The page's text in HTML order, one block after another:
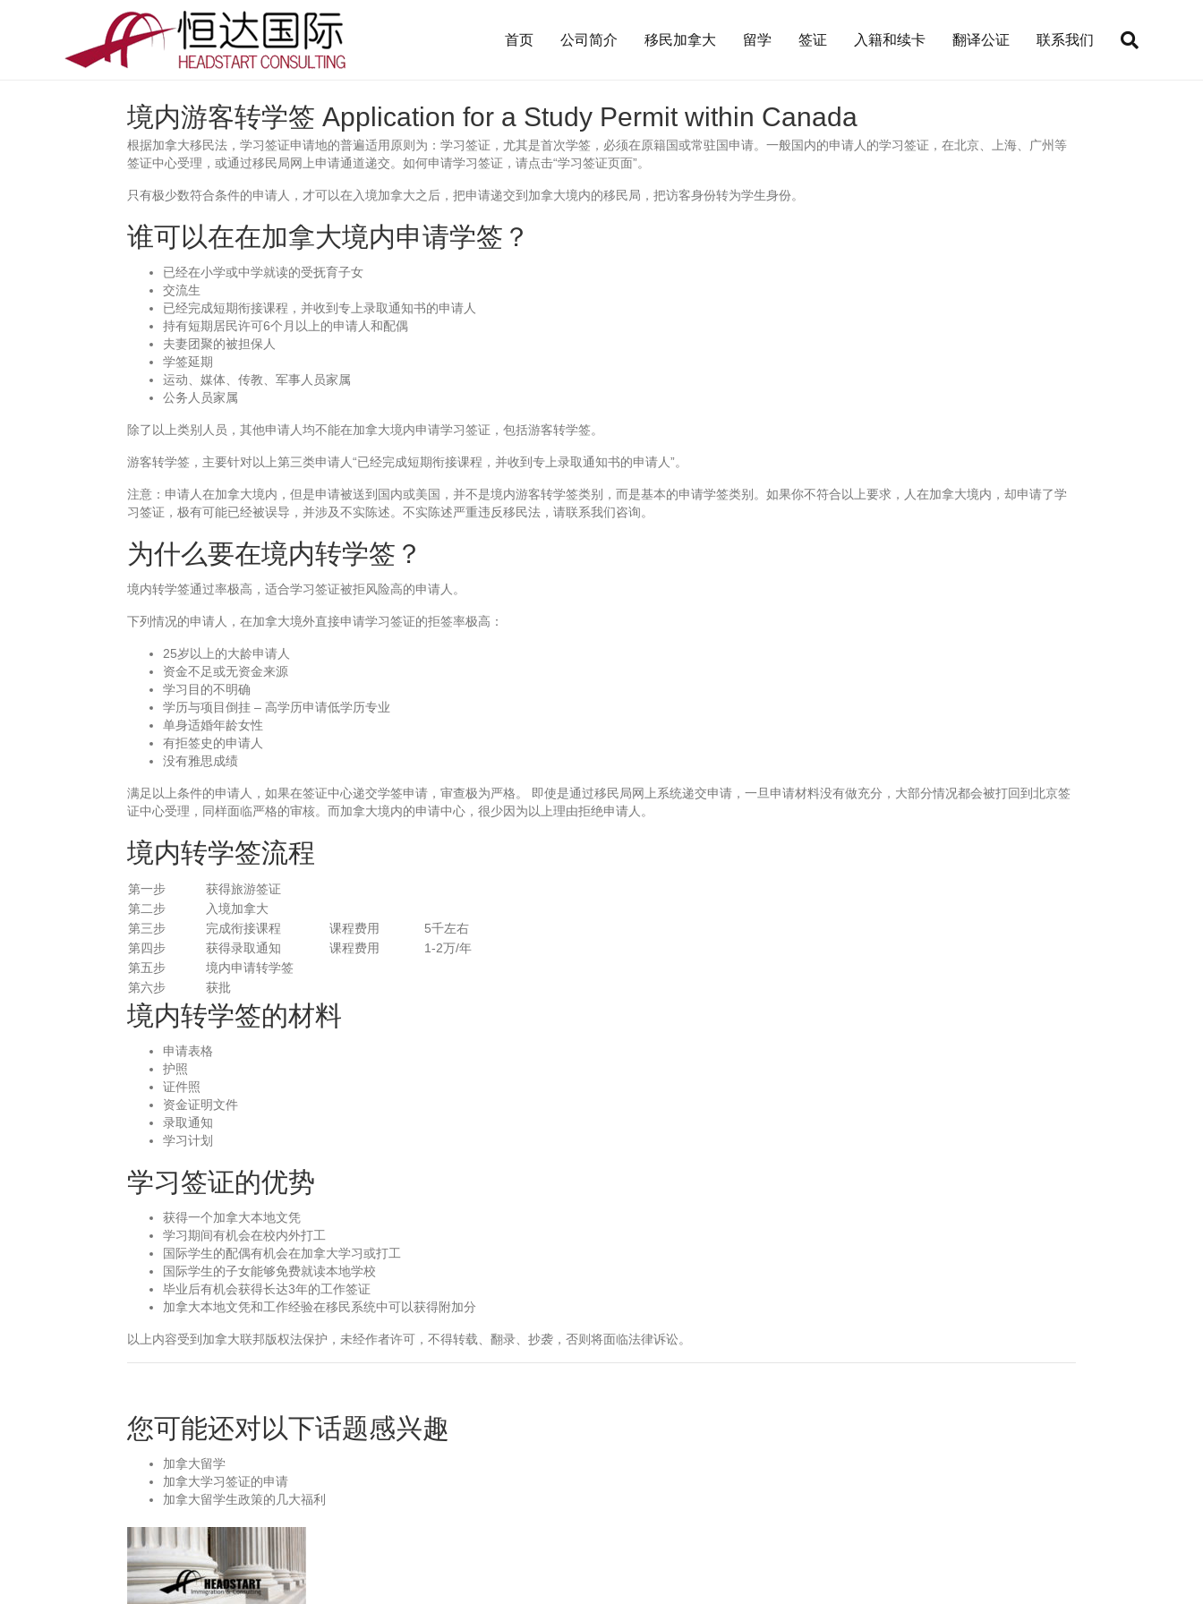
首页 公司简介 移民加拿大 留学 签证 入籍和续卡 翻译公证 联系我们
境内游客转学签 Application for a Study Permit within Canada
根据加拿大移民法，学习签证申请地的普遍适用原则为：学习签证，尤其是首次学签，必须在原籍国或常驻国申请。一般国内的申请人的学习签证，在北京、上海、广州等
签证中心受理，或通过移民局网上申请通道递交。如何申请学习签证，请点击“学习签证页面”。
只有极少数符合条件的申请人，才可以在入境加拿大之后，把申请递交到加拿大境内的移民局，把访客身份转为学生身份。
谁可以在在加拿大境内申请学签？
已经在小学或中学就读的受抚育子女
交流生
已经完成短期衔接课程，并收到专上录取通知书的申请人
持有短期居民许可6个月以上的申请人和配偶
夫妻团聚的被担保人
学签延期
运动、媒体、传教、军事人员家属
公务人员家属
除了以上类别人员，其他申请人均不能在加拿大境内申请学习签证，包括游客转学签。
游客转学签，主要针对以上第三类申请人“已经完成短期衔接课程，并收到专上录取通知书的申请人”。
注意：申请人在加拿大境内，但是申请被送到国内或美国，并不是境内游客转学签类别，而是基本的申请学签类别。如果你不符合以上要求，人在加拿大境内，却申请了学
习签证，极有可能已经被误导，并涉及不实陈述。不实陈述严重违反移民法，请联系我们咨询。
为什么要在境内转学签？
境内转学签通过率极高，适合学习签证被拒风险高的申请人。
下列情况的申请人，在加拿大境外直接申请学习签证的拒签率极高：
25岁以上的大龄申请人
资金不足或无资金来源
学习目的不明确
学历与项目倒挂 – 高学历申请低学历专业
单身适婚年龄女性
有拒签史的申请人
没有雅思成绩
满足以上条件的申请人，如果在签证中心递交学签申请，审查极为严格。 即使是通过移民局网上系统递交申请，一旦申请材料没有做充分，大部分情况都会被打回到北京签
证中心受理，同样面临严格的审核。而加拿大境内的申请中心，很少因为以上理由拒绝申请人。
境内转学签流程
第一步
获得旅游签证
第二步
入境加拿大
第三步
完成衔接课程 课程费用
5千左右
第四步
获得录取通知 课程费用
1-2万/年
第五步
境内申请转学签
第六步
获批
境内转学签的材料
申请表格
护照
证件照
资金证明文件
录取通知
学习计划
学习签证的优势
获得一个加拿大本地文凭
学习期间有机会在校内外打工
国际学生的配偶有机会在加拿大学习或打工
国际学生的子女能够免费就读本地学校
毕业后有机会获得长达3年的工作签证
加拿大本地文凭和工作经验在移民系统中可以获得附加分
以上内容受到加拿大联邦版权法保护，未经作者许可，不得转载、翻录、抄袭，否则将面临法律诉讼。
您可能还对以下话题感兴趣
加拿大留学
加拿大学习签证的申请
加拿大留学生政策的几大福利